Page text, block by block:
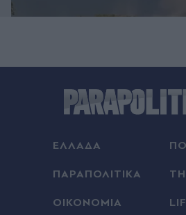
Μπαρτσελόνα
ΗΠΑ: Ο Ιούλιος ήταν ο
έχει ποτέ καταγραφεί στη
ήταν 1,8°C πάνω από τον μέσο
ΕΛΛΑΔΑ
ΠΑΡΑΠΟΛΙΤΙΚΑ
ΟΙΚΟΝΟΜΙΑ